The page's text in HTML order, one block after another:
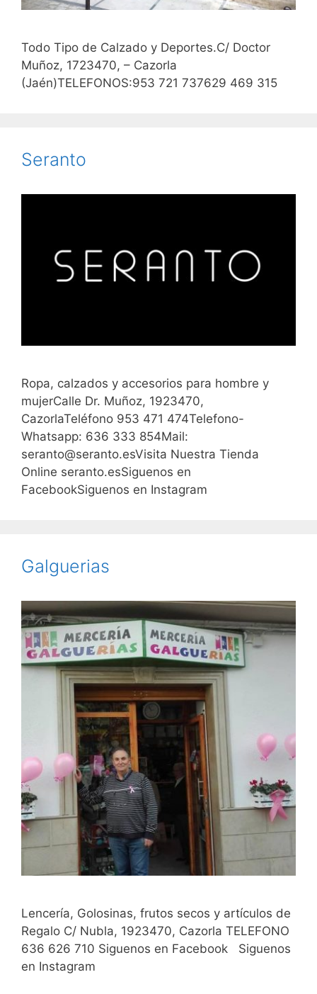
Todo Tipo de Calzado y Deportes.C/ Doctor
Muñoz, 1723470, – Cazorla
(Jaén)TELEFONOS:953 721 737629 469 315
Seranto
Ropa, calzados y accesorios para hombre y
mujerCalle Dr. Muñoz, 1923470,
CazorlaTeléfono 953 471 474Telefono-
Whatsapp: 636 333 854Mail:
seranto@seranto.esVisita Nuestra Tienda
Online seranto.esSiguenos en
FacebookSiguenos en Instagram
Galguerias
Lencería, Golosinas, frutos secos y artículos de
Regalo C/ Nubla, 1923470, Cazorla TELEFONO
636 626 710 Siguenos en Facebook Siguenos
en Instagram